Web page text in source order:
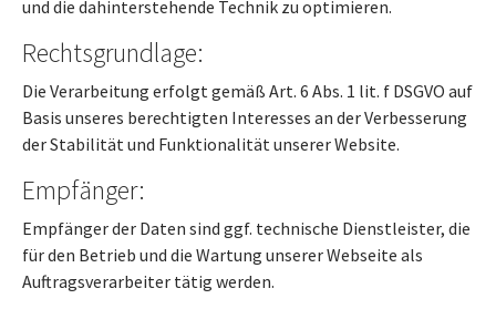
und die dahinterstehende Technik zu optimieren.
Rechtsgrundlage:
Die Verarbeitung erfolgt gemäß Art. 6 Abs. 1 lit. f DSGVO auf
Basis unseres berechtigten Interesses an der Verbesserung
der Stabilität und Funktionalität unserer Website.
Empfänger:
Empfänger der Daten sind ggf. technische Dienstleister, die
für den Betrieb und die Wartung unserer Webseite als
Auftragsverarbeiter tätig werden.